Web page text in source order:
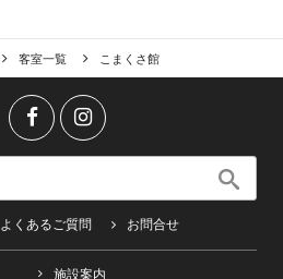
客室一覧 こまくさ館
よくあるご質問 お問合せ
施設案内